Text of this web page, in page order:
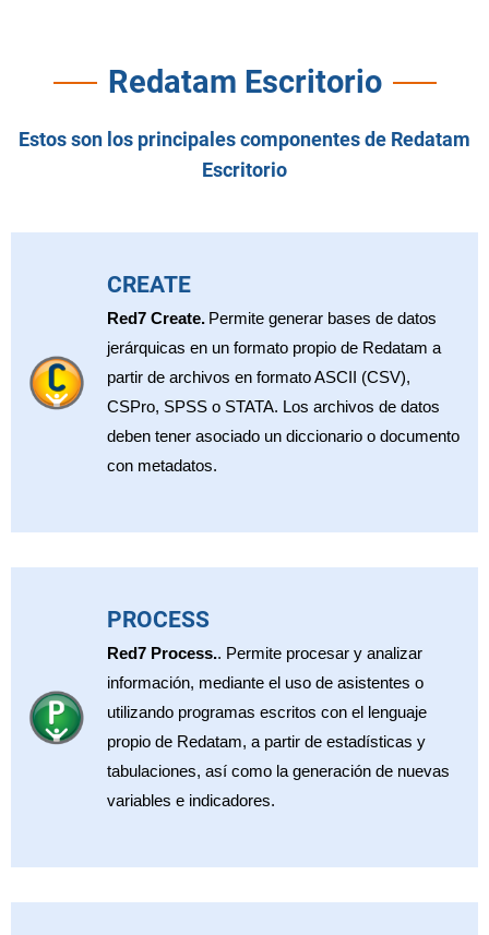
Redatam Escritorio
Estos son los principales componentes de Redatam
Escritorio
CREATE
Red7 Create. Permite generar bases de datos
jerárquicas en un formato propio de Redatam a
partir de archivos en formato ASCII (CSV),
CSPro, SPSS o STATA. Los archivos de datos
deben tener asociado un diccionario o documento
con metadatos.
PROCESS
Red7 Process.. Permite procesar y analizar
información, mediante el uso de asistentes o
utilizando programas escritos con el lenguaje
propio de Redatam, a partir de estadísticas y
tabulaciones, así como la generación de nuevas
variables e indicadores.